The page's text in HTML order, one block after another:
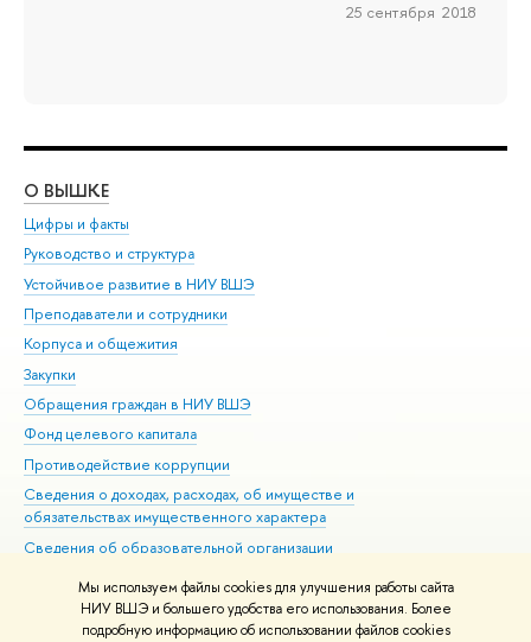
Мы используем файлы cookies для улучшения работы сайта
НИУ ВШЭ и большего удобства его использования. Более
подробную информацию об использовании файлов cookies
25 сентября 2018
О ВЫШКЕ
Цифры и факты
Руководство и структура
Устойчивое развитие в НИУ ВШЭ
Преподаватели и сотрудники
Корпуса и общежития
Закупки
Обращения граждан в НИУ ВШЭ
Фонд целевого капитала
Противодействие коррупции
Сведения о доходах, расходах, об имуществе и
обязательствах имущественного характера
Сведения об образовательной организации
Людям с ограниченными возможностями здоровья
Единая платежная страница
Работа в Вышке